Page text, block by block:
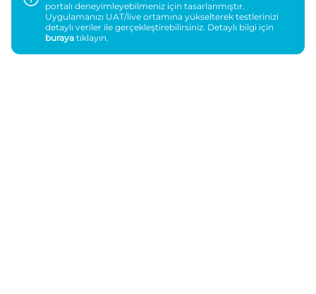
portalı deneyimleyebilmeniz için tasarlanmıştır.
Uygulamanızı UAT/live ortamına yükselterek testlerinizi
detaylı veriler ile gerçekleştirebilirsiniz. Detaylı bilgi için
buraya tıklayın.